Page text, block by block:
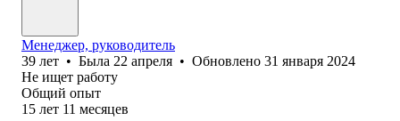
Менеджер, руководитель
39 лет • Была 22 апреля • Обновлено 31 января 2024
Не ищет работу
Общий опыт
15 лет 11 месяцев